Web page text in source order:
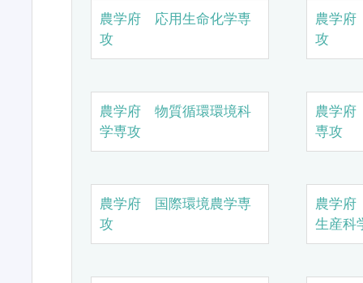
農学府 応用生命化学専
攻
農学
攻
農学府 物質循環環境科
学専攻
農学
専攻
農学府 国際環境農学専
攻
農学
生産科